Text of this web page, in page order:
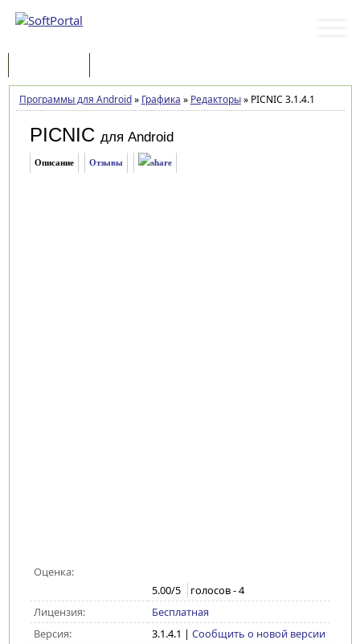
Программы для Android» Графика » Редакторы»PICNIC 3.1.4.1
PICNIC для Android
Описание Отзывы
Оценка:
5.00/5 голосов -4
Лицензия:
Бесплатная
Версия:
3.1.4.1 | Сообщить о новой версии